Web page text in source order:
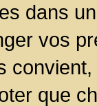
dans
vos
que